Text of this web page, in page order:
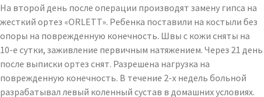
На второй день после операции производят замену гипса на
жесткий ортез «ORLETT». Ребенка поставили на костыли без
опоры на поврежденную конечность. Швы с кожи сняты на
10-е сутки, заживление первичным натяжением. Через 21 день
после выписки ортез снят. Разрешена нагрузка на
поврежденную конечность. В течение 2-х недель больной
разрабатывал левый коленный сустав в домашних условиях.